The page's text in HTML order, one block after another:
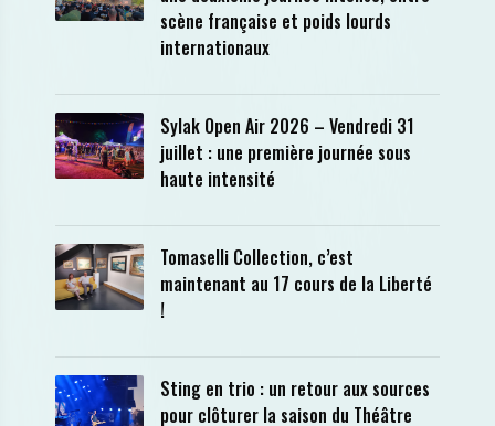
scène française et poids lourds
internationaux
Sylak Open Air 2026 – Vendredi 31
juillet : une première journée sous
haute intensité
Tomaselli Collection, c’est
maintenant au 17 cours de la Liberté
!
Sting en trio : un retour aux sources
pour clôturer la saison du Théâtre